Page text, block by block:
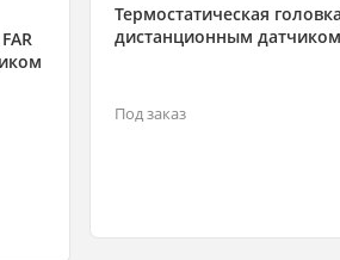
Термостатическая
дистанционным датчиком
Под заказ